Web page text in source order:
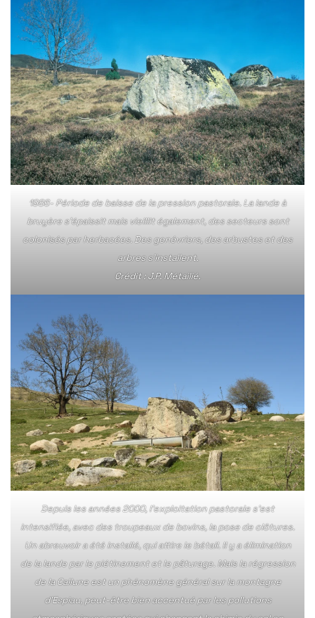
1986- Période de baisse de la pression pastorale. La lande à
bruyère s’épaissit mais vieillit également, des secteurs sont
colonisés par herbacées. Des genévriers, des arbustes et des
arbres s’installent.
Crédit : J.P. Métailié.
Depuis les années 2000, l’exploitation pastorale s’est
intensifiée, avec des troupeaux de bovins, la pose de clôtures.
Un abreuvoir a été installé, qui attire le bétail. Il y a élimination
de la lande par le piétinement et le pâturage. Mais la régression
de la Callune est un phénomène général sur la montagne
d’Espiau, peut-être bien accentué par les pollutions